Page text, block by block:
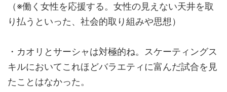
（※働く女性を応援する。女性の見えない天井を取
り払うといった、社会的取り組みや思想）
・カオリとサーシャは対極的ね。スケーティングス
キルにおいてこれほどバラエティに富んだ試合を見
たことはなかった。